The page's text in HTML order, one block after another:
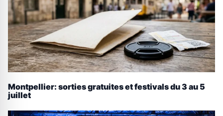
Montpellier: sorties gratuites et festivals du 3 au 5
juillet